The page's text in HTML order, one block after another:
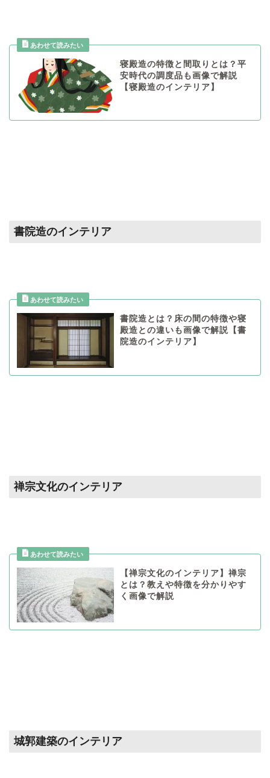
寝殿造の特徴と間取りとは？平
安時代の調度品も画像で解説
【寝殿造のインテリア】
書院造のインテリア
書院造とは？床の間の特徴や寝
殿造との違いも画像で解説【書
院造のインテリア】
禅宗文化のインテリア
【禅宗文化のインテリア】禅宗
とは？教えや特徴を分かりやす
く画像で解説
城郭建築のインテリア